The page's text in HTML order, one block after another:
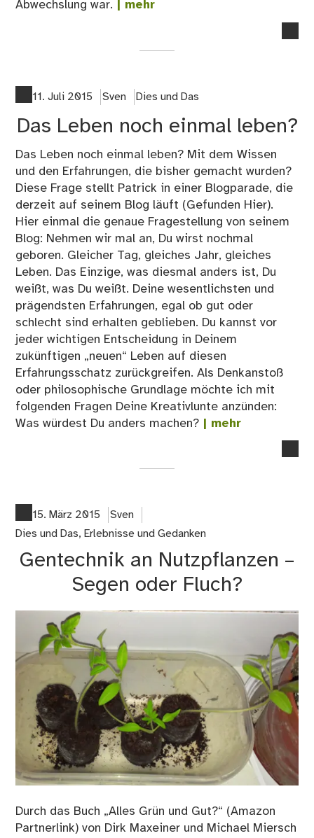
Abwechslung war. | mehr
11. Juli 2015 Sven Dies und Das
Das Leben noch einmal leben?
Das Leben noch einmal leben? Mit dem Wissen
und den Erfahrungen, die bisher gemacht wurden?
Diese Frage stellt Patrick in einer Blogparade, die
derzeit auf seinem Blog läuft (Gefunden Hier).
Hier einmal die genaue Fragestellung von seinem
Blog: Nehmen wir mal an, Du wirst nochmal
geboren. Gleicher Tag, gleiches Jahr, gleiches
Leben. Das Einzige, was diesmal anders ist, Du
weißt, was Du weißt. Deine wesentlichsten und
prägendsten Erfahrungen, egal ob gut oder
schlecht sind erhalten geblieben. Du kannst vor
jeder wichtigen Entscheidung in Deinem
zukünftigen „neuen“ Leben auf diesen
Erfahrungsschatz zurückgreifen. Als Denkanstoß
oder philosophische Grundlage möchte ich mit
folgenden Fragen Deine Kreativlunte anzünden:
Was würdest Du anders machen? | mehr
15. März 2015
Sven
Dies und Das, Erlebnisse und Gedanken
Gentechnik an Nutzpflanzen –
Segen oder Fluch?
Durch das Buch „Alles Grün und Gut?“ (Amazon
Partnerlink) von Dirk Maxeiner und Michael Miersch